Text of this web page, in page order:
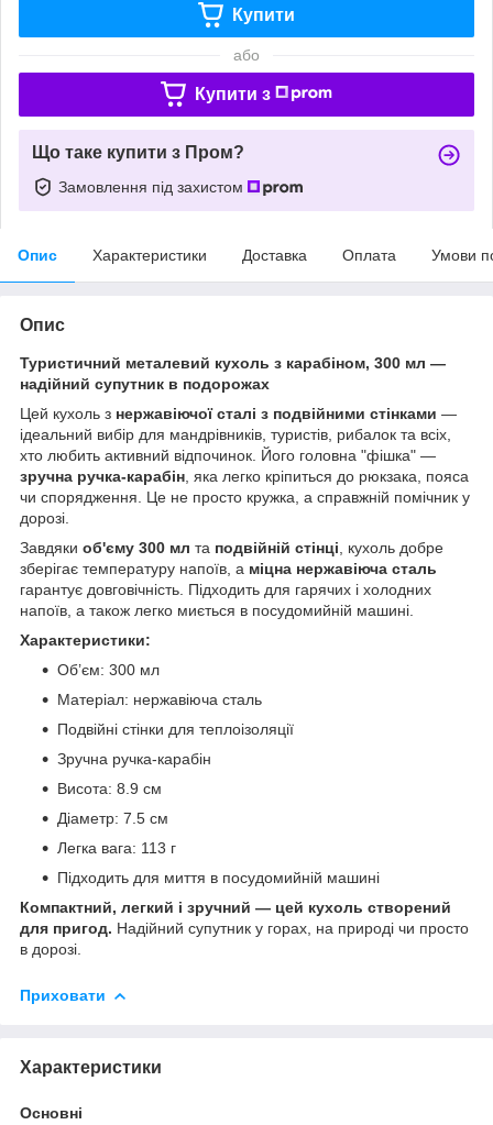
Купити
або
Купити з
Що таке купити з Пром?
Замовлення під захистом
Опис Характеристики Доставка Оплата Умови
Опис
Туристичний металевий кухоль з карабіном, 300 мл —
надійний супутник в подорожах
Цей кухоль з нержавіючої сталі з подвійними стінками —
ідеальний вибір для мандрівників, туристів, рибалок та всіх,
хто любить активний відпочинок. Його головна "фішка" —
зручна ручка-карабін , яка легко кріпиться до рюкзака, пояса
чи спорядження. Це не просто кружка, а справжній помічник у
дорозі.
Завдяки об'єму 300 мл та подвійній стінці , кухоль добре
зберігає температуру напоїв, а міцна нержавіюча сталь
гарантує довговічність. Підходить для гарячих і холодних
напоїв, а також легко миється в посудомийній машині.
Характеристики:
Об’єм: 300 мл
Матеріал: нержавіюча сталь
Подвійні стінки для теплоізоляції
Зручна ручка-карабін
Висота: 8.9 см
Діаметр: 7.5 см
Легка вага: 113 г
Підходить для миття в посудомийній машині
Компактний, легкий і зручний — цей кухоль створений
для пригод. Надійний супутник у горах, на природі чи просто
в дорозі.
Приховати
Характеристики
Основні